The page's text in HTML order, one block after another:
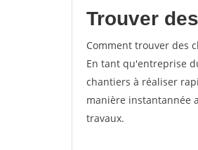
Trouver
Comment trouver des
En tant qu'entreprise
chantiers à réaliser
manière instantannée
travaux.